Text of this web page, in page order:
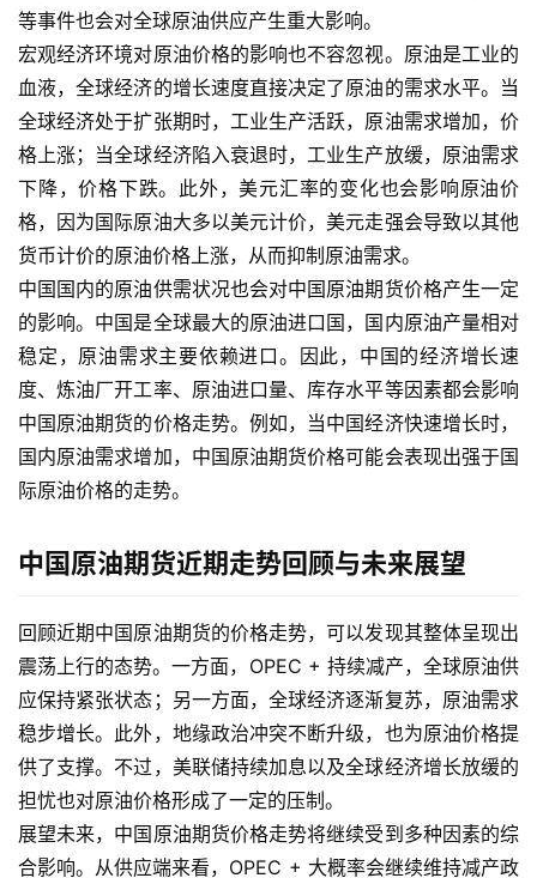
原
油
期
货
国
际
期
货
等事件也会对全球原油供应产生重大影响。
宏观经济环境对原油价格的影响也不容忽视。原油是工业的
血液，全球经济的增长速度直接决定了原油的需求水平。当
全球经济处于扩张期时，工业生产活跃，原油需求增加，价
格上涨；当全球经济陷入衰退时，工业生产放缓，原油需求
下降，价格下跌。此外，美元汇率的变化也会影响原油价
格，因为国际原油大多以美元计价，美元走强会导致以其他
货币计价的原油价格上涨，从而抑制原油需求。
中国国内的原油供需状况也会对中国原油期货价格产生一定
的影响。中国是全球最大的原油进口国，国内原油产量相对
稳定，原油需求主要依赖进口。因此，中国的经济增长速
度、炼油厂开工率、原油进口量、库存水平等因素都会影响
中国原油期货的价格走势。例如，当中国经济快速增长时，
国内原油需求增加，中国原油期货价格可能会表现出强于国
际原油价格的走势。
中国原油期货近期走势回顾与未来展望
回顾近期中国原油期货的价格走势，可以发现其整体呈现出
震荡上行的态势。一方面，OPEC + 持续减产，全球原油供
应保持紧张状态；另一方面，全球经济逐渐复苏，原油需求
稳步增长。此外，地缘政治冲突不断升级，也为原油价格提
供了支撑。不过，美联储持续加息以及全球经济增长放缓的
担忧也对原油价格形成了一定的压制。
展望未来，中国原油期货价格走势将继续受到多种因素的综
合影响。从供应端来看，OPEC + 大概率会继续维持减产政